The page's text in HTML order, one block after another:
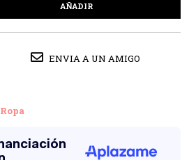
AÑADIR
ENVIA A UN AMIGO
Ropa